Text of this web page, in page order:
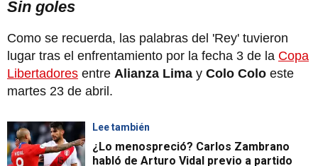
Sin goles
Como se recuerda, las palabras del 'Rey' tuvieron
lugar tras el enfrentamiento por la fecha 3 de la Copa
Libertadores entre Alianza Lima y Colo Colo este
martes 23 de abril.
Lee también
¿Lo menospreció? Carlos Zambrano
habló de Arturo Vidal previo a partido